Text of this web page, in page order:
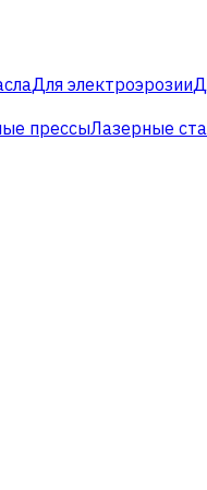
Для электроэрозии
прессыЛазерные